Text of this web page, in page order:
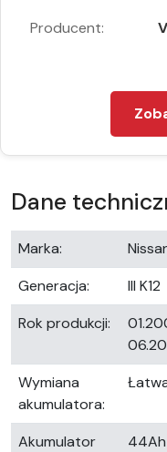
Producent:
Dane
Marka:
Generacja:
III K12
Rok produkcji:
Wymiana
akumulatora:
Akumulator
44Ah